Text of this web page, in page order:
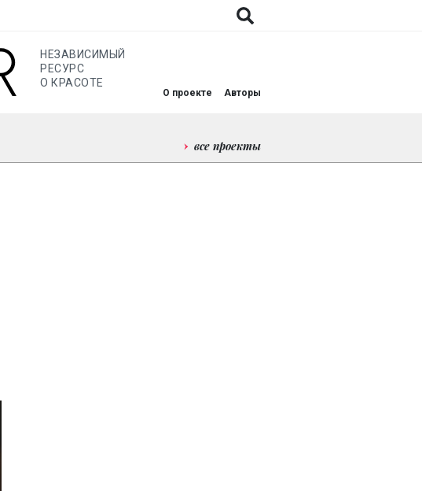
НЕЗАВИСИМЫЙ
РЕСУРС
О КРАСОТЕ
О проекте Авторы
все проекты